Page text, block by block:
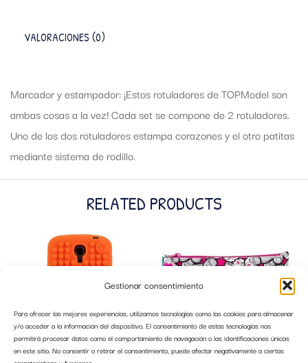
Gestionar consentimiento
Para ofrecer las mejores experiencias, utilizamos tecnologías como las cookies para almacenar
y/o acceder a la información del dispositivo. El consentimiento de estas tecnologías nos
permitirá procesar datos como el comportamiento de navegación o las identificaciones únicas
en este sitio. No consentir o retirar el consentimiento, puede afectar negativamente a ciertas
VALORACIONES (0)
Marcador y estampador: ¡Estos rotuladores de TOPModel son
ambas cosas a la vez! Cada set se compone de 2 rotuladores.
Uno de los dos rotuladores estampa corazones y el otro patitas
mediante sistema de rodillo.
RELATED PRODUCTS